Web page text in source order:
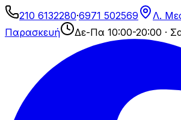
210 6132280·6971 502569
Λ.
Παρασκευή
Δε-Πα 10:00-20:00 ·